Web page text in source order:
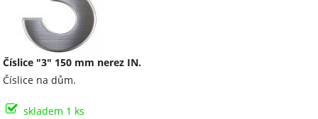
Číslice "3" 150 mm nerez IN.
Číslice na dům.
skladem 1 ks